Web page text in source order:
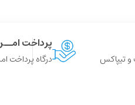
پرداخت
درگاه پرداخت